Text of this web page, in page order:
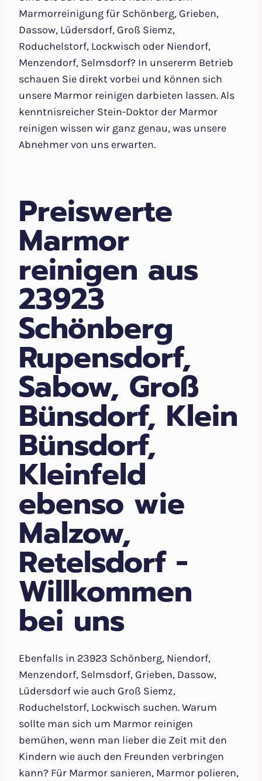
Marmorreinigung für Schönberg, Grieben,
Dassow, Lüdersdorf, Groß Siemz,
Roduchelstorf, Lockwisch oder Niendorf,
Menzendorf, Selmsdorf? In unsererm Betrieb
schauen Sie direkt vorbei und können sich
unsere Marmor reinigen darbieten lassen. Als
kenntnisreicher Stein-Doktor der Marmor
reinigen wissen wir ganz genau, was unsere
Abnehmer von uns erwarten.
Preiswerte
Marmor
reinigen aus
23923
Schönberg
Rupensdorf,
Sabow, Groß
Bünsdorf, Klein
Bünsdorf,
Kleinfeld
ebenso wie
Malzow,
Retelsdorf -
Willkommen
bei uns
Ebenfalls in 23923 Schönberg, Niendorf,
Menzendorf, Selmsdorf, Grieben, Dassow,
Lüdersdorf wie auch Groß Siemz,
Roduchelstorf, Lockwisch suchen. Warum
sollte man sich um Marmor reinigen
bemühen, wenn man lieber die Zeit mit den
Kindern wie auch den Freunden verbringen
kann? Für Marmor sanieren, Marmor polieren,